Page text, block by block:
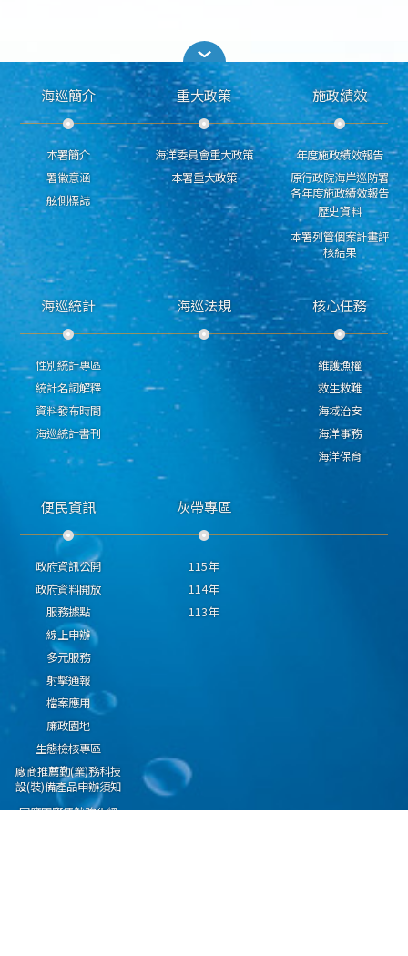
海巡簡介
本署簡介
署徽意涵
舷側標誌
重大政策
海洋委員會重大政策
本署重大政策
施政績效
年度施政績效報告
原行政院海岸巡防署
各年度施政績效報告
歷史資料
本署列管個案計畫評
核結果
海巡統計
性別統計專區
統計名詞解釋
資料發布時間
海巡統計書刊
海巡法規 核心任務
維護漁權
救生救難
海域治安
海洋事務
海洋保育
便民資訊
政府資訊公開
政府資料開放
服務據點
線上申辦
多元服務
射擊通報
檔案應用
廉政園地
生態檢核專區
廠商推薦勤(業)務科技
設(裝)備產品申辦須知
因應國際情勢強化經
灰帶專區
115年
114年
113年